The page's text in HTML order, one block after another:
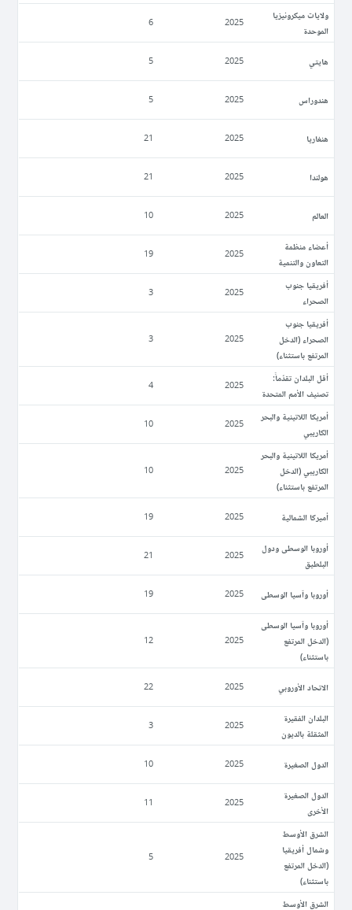
ولايات ميكرونيزيا
الموحدة
2025
6
ھايتي 2025
5
ھندوراس 2025
5
ھنغاريا 2025
21
ھولندا 2025
21
العالم 2025
10
أعضاء منظمة
التعاون والتنمية
2025
19
أفريقيا جنوب
الصحراء
2025
3
أفريقيا جنوب
الصحراء (الدخل
المرتفع باستثناء)
2025
3
أقل البلدان تقدّماً:
تصنيف الأمم المتحدة
2025
4
أمريكا اللاتينية والبحر
الكاريبي
2025
10
أمريكا اللاتينية والبحر
الكاريبي (الدخل
المرتفع باستثناء)
2025
10
أميركا الشمالية 2025
19
أوروبا الوسطى ودول
البلطيق
2025
21
أوروبا وآسيا الوسطى 2025
19
أوروبا وآسيا الوسطى
(الدخل المرتفع
باستثناء)
2025
12
الاتحاد الأوروبي 2025
22
البلدان الفقيرة
المثقلة بالديون
2025
3
الدول الصغيرة 2025
10
الدول الصغيرة
الأخرى
2025
11
الشرق الأوسط
وشمال أفريقيا
(الدخل المرتفع
باستثناء)
2025
5
الشرق الأوسط